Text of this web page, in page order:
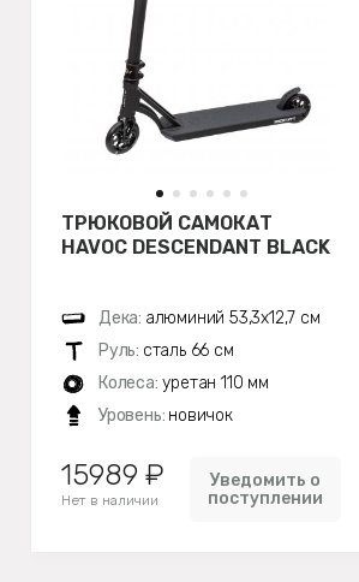
ТРЮКОВОЙ САМОКАТ
HAVOC DESCENDANT BLACK
Дека: алюминий 53,3x12,7 см
Руль: сталь 66 см
Колеса: уретан 110 мм
Уровень: новичок
15989 ₽
Нет в наличии
Уведомить о
поступлении